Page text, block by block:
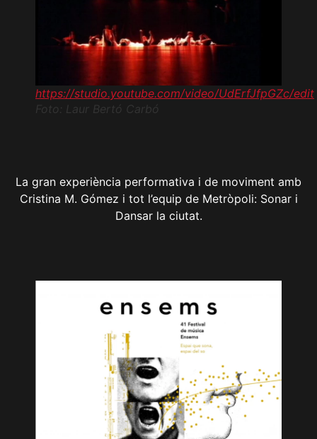
https://studio.youtube.com/video/UdErfJfpGZc/edit
Foto: Laur Bertó Carbó
La gran experiència performativa i de moviment amb
Cristina M. Gómez i tot l’equip de Metròpoli: Sonar i
Dansar la ciutat.